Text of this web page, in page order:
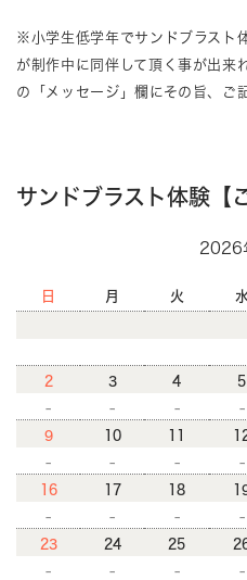
※小学生低学年でサンドブラスト
が制作中に同伴して頂く事が出来
の「メッセージ」欄にその旨、ご
サンドブラスト体験【
2026
日 月 火 水
2
-
3
-
4
-
5
-
9
-
10
-
11
- -
16
-
17
-
18
- -
23
-
24
-
25
- -